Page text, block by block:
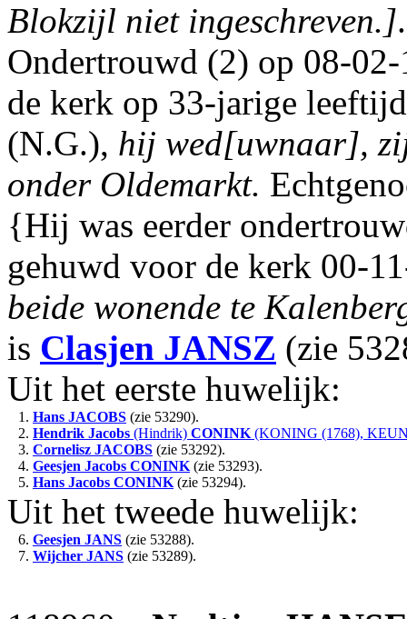
Blokzijl niet ingeschreven.]
Ondertrouwd (2) op 08-
de kerk op 33-jarige
(N.G.), hij wed[uwnaar],
onder Oldemarkt.
{Hij was eerder
gehuwd voor de kerk 00-
beide wonende te
is Clasjen JANSZ (zie
Uit het eerste huwelijk:
1. Hans JACOBS (zie 53290).
2. Hendrik Jacobs (Hindrik) CONINK (KONING (1768),
3. Cornelisz JACOBS (zie 53292).
4. Geesjen Jacobs CONINK (zie 53293).
5. Hans Jacobs CONINK (zie 53294).
Uit het tweede huwelijk:
6. Geesjen JANS (zie 53288).
7. Wijcher JANS (zie 53289).